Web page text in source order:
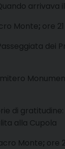
arrivava
Monte; ore
dei
di
alla Cupola
Monte; ore